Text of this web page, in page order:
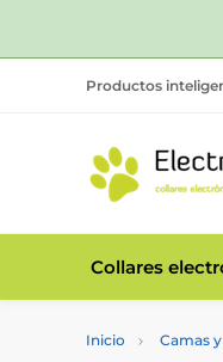
Productos
Collares
Inicio Camas